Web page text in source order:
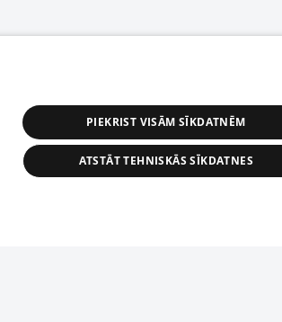
PIEKRIST VISĀM SĪKDATNĒM
ATSTĀT TEHNISKĀS SĪKDATNES